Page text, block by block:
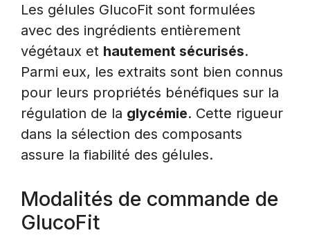
Les gélules GlucoFit sont formulées
avec des ingrédients entièrement
végétaux et hautement sécurisés.
Parmi eux, les extraits sont bien connus
pour leurs propriétés bénéfiques sur la
régulation de la glycémie. Cette rigueur
dans la sélection des composants
assure la fiabilité des gélules.
Modalités de commande de
GlucoFit